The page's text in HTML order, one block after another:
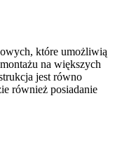
które umożliwią
na większych
jest równo
również posiadanie